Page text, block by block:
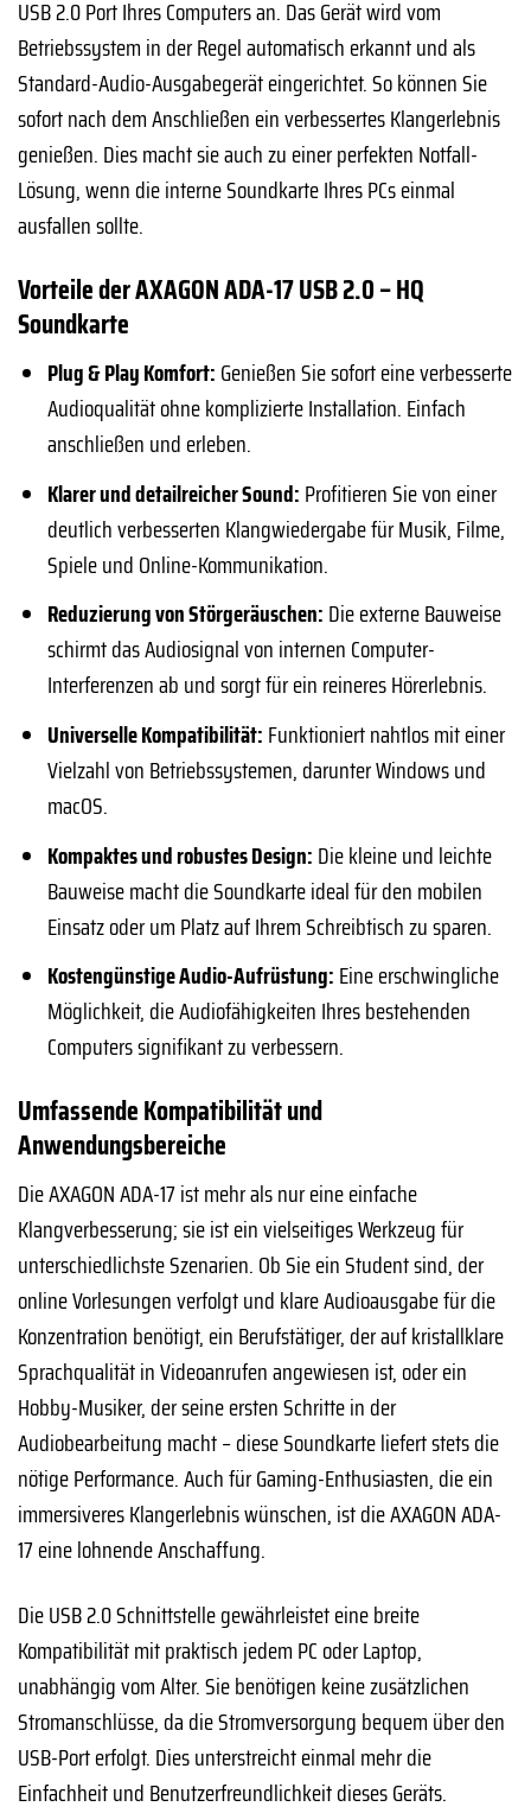
USB 2.0 Port Ihres Computers an. Das Gerät wird vom
Betriebssystem in der Regel automatisch erkannt und als
Standard-Audio-Ausgabegerät eingerichtet. So können Sie
sofort nach dem Anschließen ein verbessertes Klangerlebnis
genießen. Dies macht sie auch zu einer perfekten Notfall-
Lösung, wenn die interne Soundkarte Ihres PCs einmal
ausfallen sollte.
Vorteile der AXAGON ADA-17 USB 2.0 – HQ
Soundkarte
Plug & Play Komfort: Genießen Sie sofort eine verbesserte
Audioqualität ohne komplizierte Installation. Einfach
anschließen und erleben.
Klarer und detailreicher Sound: Profitieren Sie von einer
deutlich verbesserten Klangwiedergabe für Musik, Filme,
Spiele und Online-Kommunikation.
Reduzierung von Störgeräuschen: Die externe Bauweise
schirmt das Audiosignal von internen Computer-
Interferenzen ab und sorgt für ein reineres Hörerlebnis.
Universelle Kompatibilität: Funktioniert nahtlos mit einer
Vielzahl von Betriebssystemen, darunter Windows und
macOS.
Kompaktes und robustes Design: Die kleine und leichte
Bauweise macht die Soundkarte ideal für den mobilen
Einsatz oder um Platz auf Ihrem Schreibtisch zu sparen.
Kostengünstige Audio-Aufrüstung: Eine erschwingliche
Möglichkeit, die Audiofähigkeiten Ihres bestehenden
Computers signifikant zu verbessern.
Umfassende Kompatibilität und
Anwendungsbereiche
Die AXAGON ADA-17 ist mehr als nur eine einfache
Klangverbesserung; sie ist ein vielseitiges Werkzeug für
unterschiedlichste Szenarien. Ob Sie ein Student sind, der
online Vorlesungen verfolgt und klare Audioausgabe für die
Konzentration benötigt, ein Berufstätiger, der auf kristallklare
Sprachqualität in Videoanrufen angewiesen ist, oder ein
Hobby-Musiker, der seine ersten Schritte in der
Audiobearbeitung macht – diese Soundkarte liefert stets die
nötige Performance. Auch für Gaming-Enthusiasten, die ein
immersiveres Klangerlebnis wünschen, ist die AXAGON ADA-
17 eine lohnende Anschaffung.
Die USB 2.0 Schnittstelle gewährleistet eine breite
Kompatibilität mit praktisch jedem PC oder Laptop,
unabhängig vom Alter. Sie benötigen keine zusätzlichen
Stromanschlüsse, da die Stromversorgung bequem über den
USB-Port erfolgt. Dies unterstreicht einmal mehr die
Einfachheit und Benutzerfreundlichkeit dieses Geräts.